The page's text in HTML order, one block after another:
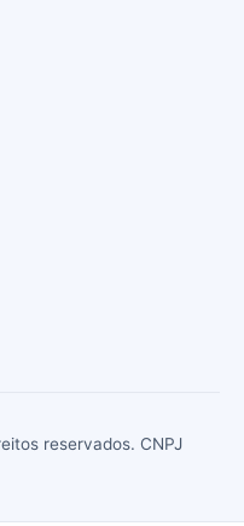
reservados. CNPJ